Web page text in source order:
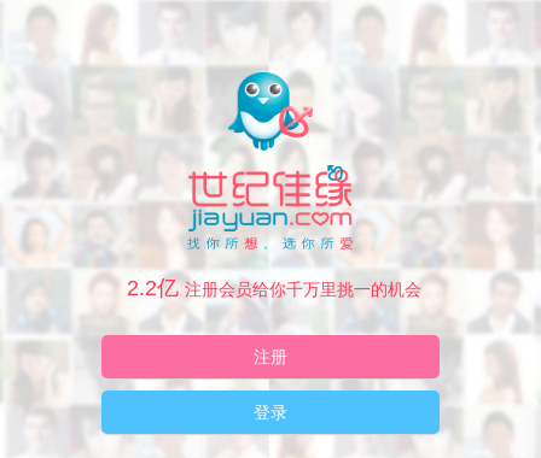
2.2亿 注册会员给你千万里挑一的机会
注册
登录